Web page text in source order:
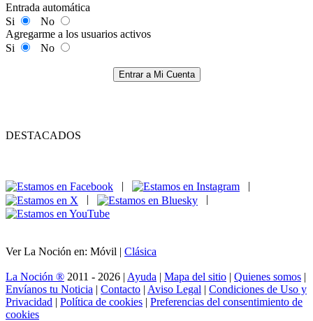
Entrada automática
Si
No
Agregarme a los usuarios activos
Si
No
Entrar a Mi Cuenta
DESTACADOS
|
|
|
|
Ver La Noción en: Móvil | Clásica
La Noción ® 2011 - 2026 | Ayuda | Mapa del sitio | Quienes somos |
Envíanos tu Noticia | Contacto | Aviso Legal | Condiciones de Uso y
Privacidad | Política de cookies | Preferencias del consentimiento de
cookies